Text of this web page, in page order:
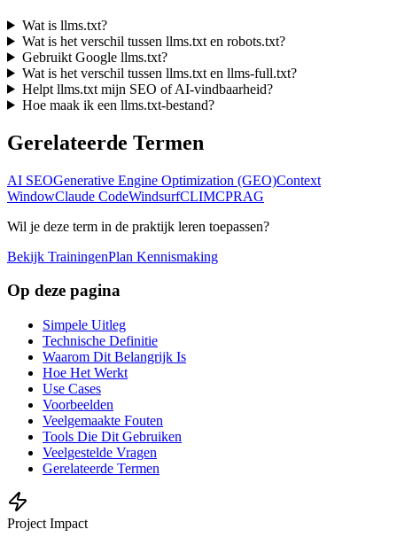
Wat is llms.txt?
Wat is het verschil tussen llms.txt en robots.txt?
Gebruikt Google llms.txt?
Wat is het verschil tussen llms.txt en llms-full.txt?
Helpt llms.txt mijn SEO of AI-vindbaarheid?
Hoe maak ik een llms.txt-bestand?
Gerelateerde Termen
AI SEOGenerative Engine Optimization (GEO)Context
WindowClaude CodeWindsurfCLIMCPRAG
Wil je deze term in de praktijk leren toepassen?
Bekijk TrainingenPlan Kennismaking
Op deze pagina
Simpele Uitleg
Technische Definitie
Waarom Dit Belangrijk Is
Hoe Het Werkt
Use Cases
Voorbeelden
Veelgemaakte Fouten
Tools Die Dit Gebruiken
Veelgestelde Vragen
Gerelateerde Termen
Project Impact